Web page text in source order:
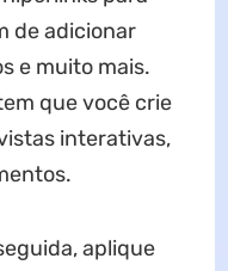
de adicionar
e muito mais.
que você crie
interativas,
aplique